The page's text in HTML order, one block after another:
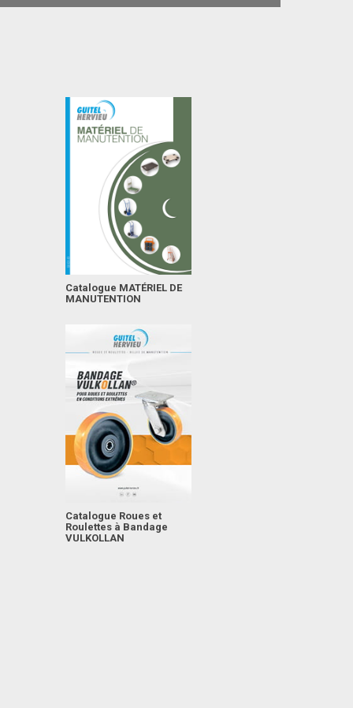
Catalogue MATÉRIEL DE
MANUTENTION
Catalogue Roues et
Roulettes à Bandage
VULKOLLAN